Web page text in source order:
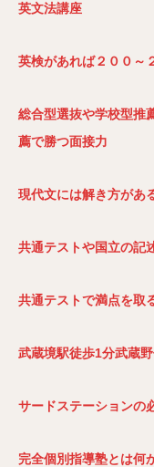
英文法講座
英検があれば２００～
総合型選抜や学校型推
薦で勝つ面接力
現代文には解き方があ
共通テストや国立の記
共通テストで満点を取
武蔵境駅徒歩1分武蔵
サードステーションの
完全個別指導塾とは何